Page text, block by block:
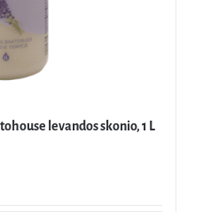
levandos skonio, 1 L